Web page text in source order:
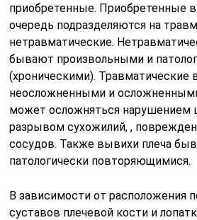
приобретенные. Приобретенные
очередь подразделяются на
нетравматические.
бывают произвольными и
(хроническими). Травматические
неосложненными и
может осложняться нарушением
разрывом сухожилий, ,
сосудов. Также вывихи плеча
патологически повторяющимися.
В зависимости от расположения
суставов плечевой кости и